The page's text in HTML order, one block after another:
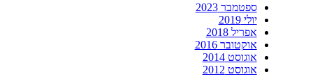
ספטמבר 2023
יולי 2019
אפריל 2018
אוקטובר 2016
אוגוסט 2014
אוגוסט 2012